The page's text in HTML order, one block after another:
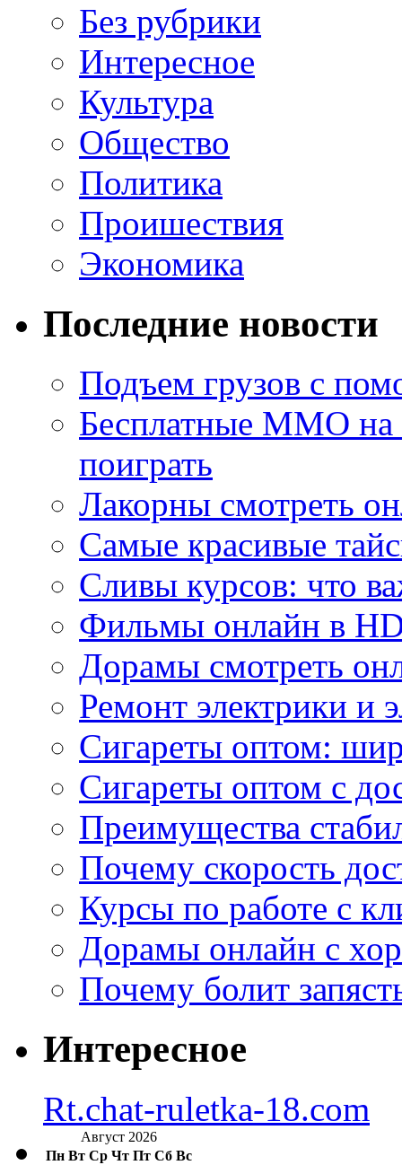
Без рубрики
Интересное
Культура
Общество
Политика
Проишествия
Экономика
Последние новости
Подъем грузов с
Бесплатные MMO
поиграть
Лакорны смотреть
Самые красивые
Сливы курсов: что
Фильмы онлайн в
Дорамы смотреть
Ремонт электрики и
Сигареты оптом:
Сигареты оптом с
Преимущества
Почему скорость
Курсы по работе с
Дорамы онлайн с
Почему болит
Интересное
Rt.chat-ruletka-18.com
Август 2026
Пн Вт Ср Чт Пт Сб Вс